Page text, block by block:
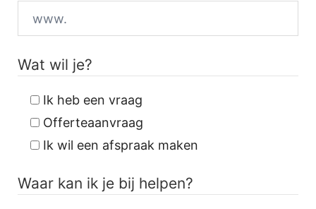
Wat wil je?
Ik heb een vraag
Offerteaanvraag
Ik wil een afspraak maken
Waar kan ik je bij helpen?